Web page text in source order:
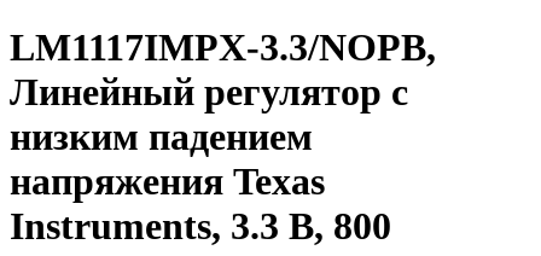
LM1117IMPX-3.3/NOPB,
Линейный регулятор с
низким падением
напряжения Texas
Instruments, 3.3 В, 800